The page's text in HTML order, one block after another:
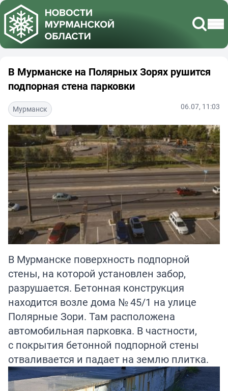
В Мурманске на Полярных Зорях рушится
подпорная стена парковки
Мурманск 06.07, 11:03
В Мурманске поверхность подпорной
стены, на которой установлен забор,
разрушается. Бетонная конструкция
находится возле дома № 45/1 на улице
Полярные Зори. Там расположена
автомобильная парковка. В частности,
с покрытия бетонной подпорной стены
отваливается и падает на землю плитка.